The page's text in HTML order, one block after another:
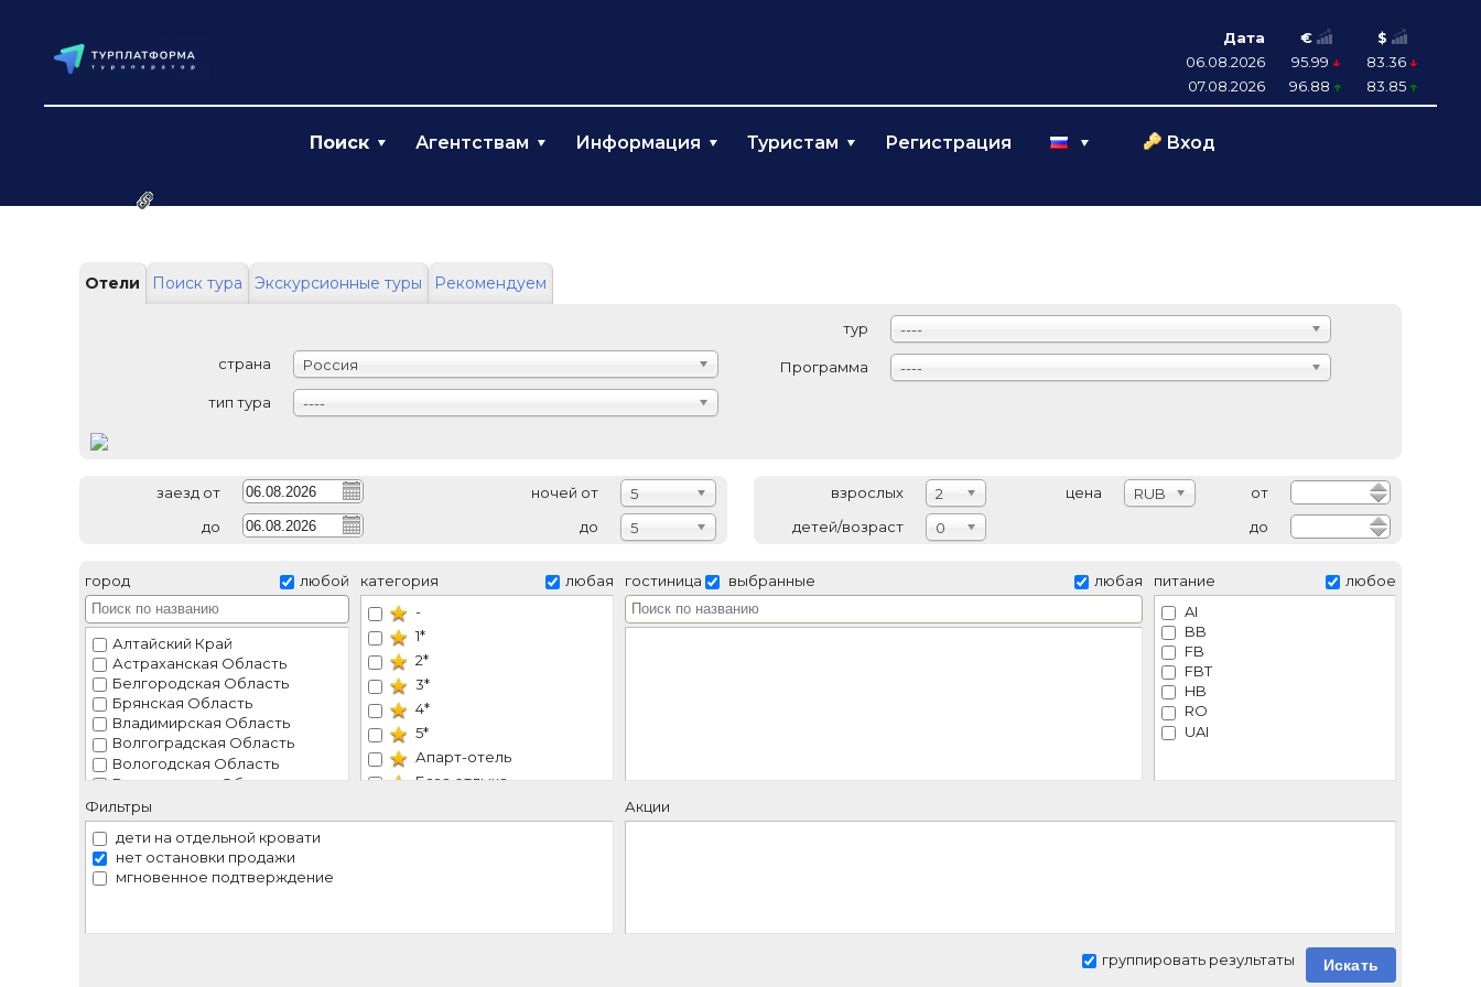
Дата €
$
06.08.2026
95.99
83.36
07.08.2026
96.88 83.85
Поиск Агентствам Информация Туристам Регистрация Вход
Отели Поиск тура Экскурсионные туры Рекомендуем
страна Россия
тип тура ----
тур ----
Программа ----
заезд от ночей от
5
до
до 5
взрослых 2 цена RUB
от
детей/возраст
0 до
город любой
Алтайский Край
Астраханская Область
Белгородская Область
Брянская Область
Владимирская Область
Волгоградская Область
Вологодская Область
Воронежская Область
Ивановская Область
Иркутская Область
Калининградская Область
Калужская Область
Камчатский Край
категория
любая
-
1*
2*
3*
4*
5*
Апарт-отель
База отдыха
гостиница выбранные любая питание
любое
AI
BB
FB
FBT
HB
RO
UAI
Фильтры
дети на отдельной кровати
нет остановки продажи
мгновенное подтверждение
Акции
Искать
группировать результаты